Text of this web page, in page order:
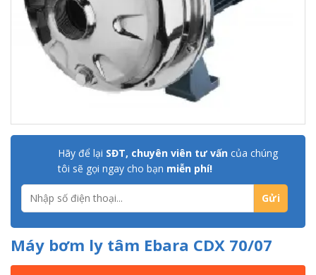
Hãy để lại SĐT, chuyên viên tư vấn của chúng
tôi sẽ gọi ngay cho bạn miễn phí!
Máy bơm ly tâm Ebara CDX 70/07